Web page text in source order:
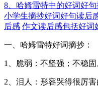
8、哈姆雷特中的好词好
小学生摘抄好词好句读后
后感 作文读后感包括好词
一、哈姆雷特好词摘抄：
1、脆弱：不坚强；不稳固
2、泪人：形容哭得很厉害